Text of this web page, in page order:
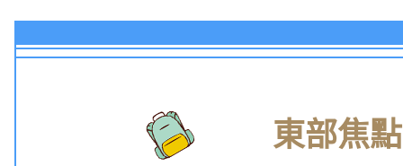
東部焦點